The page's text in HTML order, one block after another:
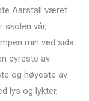
Aarstall været
skolen vår,
min ved sida
dyreste av
og høyeste av
lys og lykter,